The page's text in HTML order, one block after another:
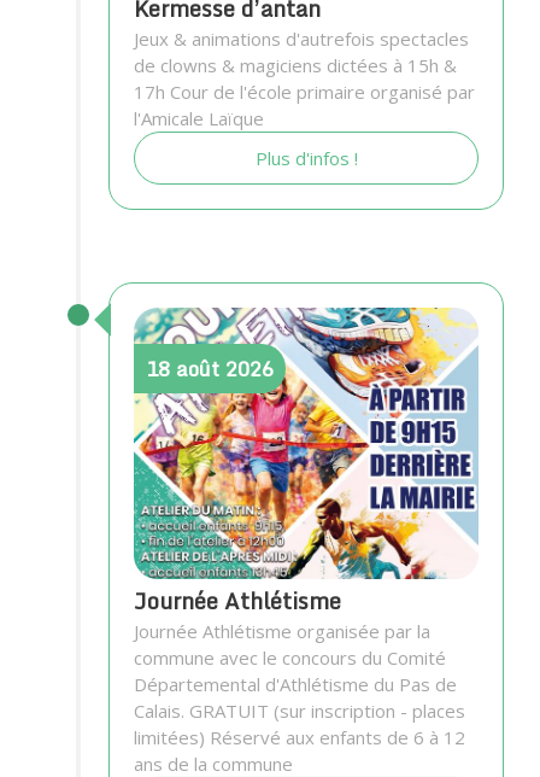
Kermesse d’antan
Jeux & animations d'autrefois spectacles
de clowns & magiciens dictées à 15h &
17h Cour de l'école primaire organisé par
l'Amicale Laïque
Plus d'infos !
18 août 2026
Journée Athlétisme
Journée Athlétisme organisée par la
commune avec le concours du Comité
Départemental d'Athlétisme du Pas de
Calais. GRATUIT (sur inscription - places
limitées) Réservé aux enfants de 6 à 12
ans de la commune